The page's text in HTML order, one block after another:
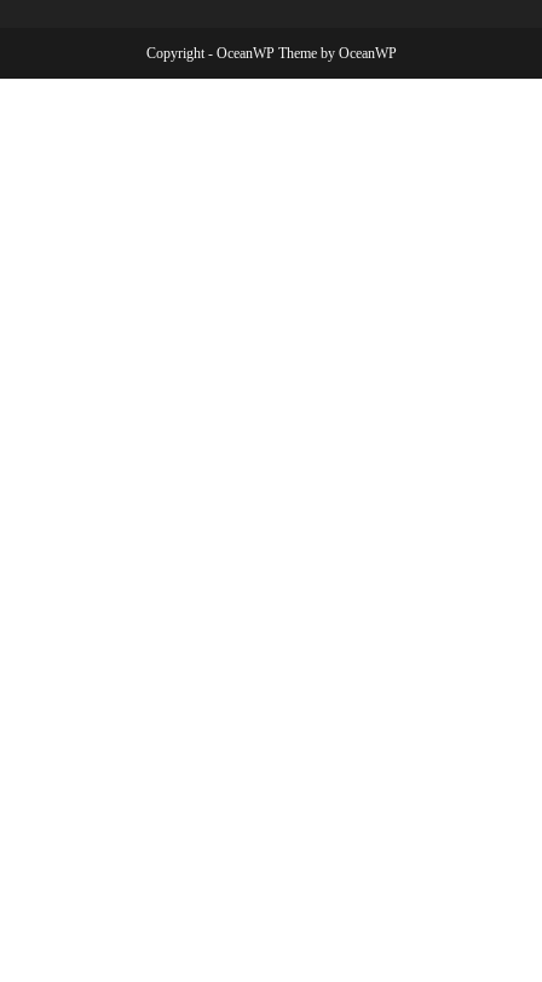
Copyright - OceanWP Theme by OceanWP